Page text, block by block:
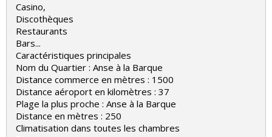
Casino,
Discothèques
Restaurants
Bars...
Caractéristiques principales
Nom du Quartier : Anse à la Barque
Distance commerce en mètres : 1500
Distance aéroport en kilomètres : 37
Plage la plus proche : Anse à la Barque
Distance en mètres : 250
Climatisation dans toutes les chambres